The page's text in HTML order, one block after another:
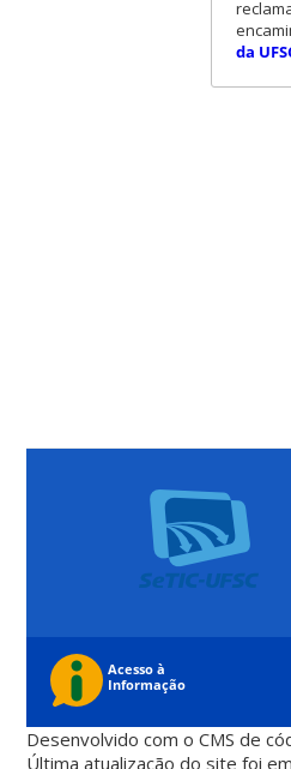
da
Desenvolvido com o CMS de
Última atualização do site foi